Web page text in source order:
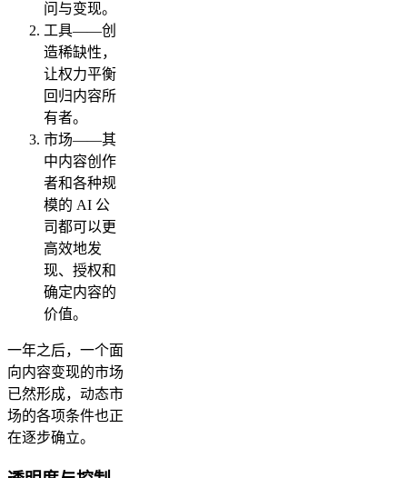
问与变现。
工具——创
造稀缺性，
让权力平衡
回归内容所
有者。
市场——其
中内容创作
者和各种规
模的 AI 公
司都可以更
高效地发
现、授权和
确定内容的
价值。
一年之后，一个面
向内容变现的市场
已然形成，动态市
场的各项条件也正
在逐步确立。